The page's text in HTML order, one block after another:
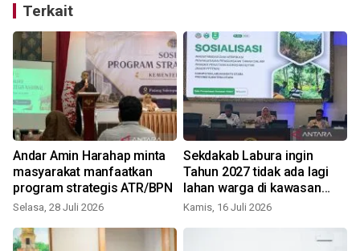
Terkait
Andar Amin Harahap minta
masyarakat manfaatkan
program strategis ATR/BPN
Selasa, 28 Juli 2026
Sekdakab Labura ingin
Tahun 2027 tidak ada lagi
lahan warga di kawasan
hutan
Kamis, 16 Juli 2026